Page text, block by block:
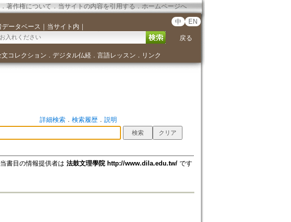
． 著作権について．当サイトの内容を引用する ． ホームページへ
データベース ｜ 当サイト内 ｜
中 EN
戻る
文コレクション ． デジタル仏経． 言語レッスン ． リンク
詳細検索． 検索履歴． 説明
当書目の情報提供者は 法鼓文理學院 http://www.dila.edu.tw/です